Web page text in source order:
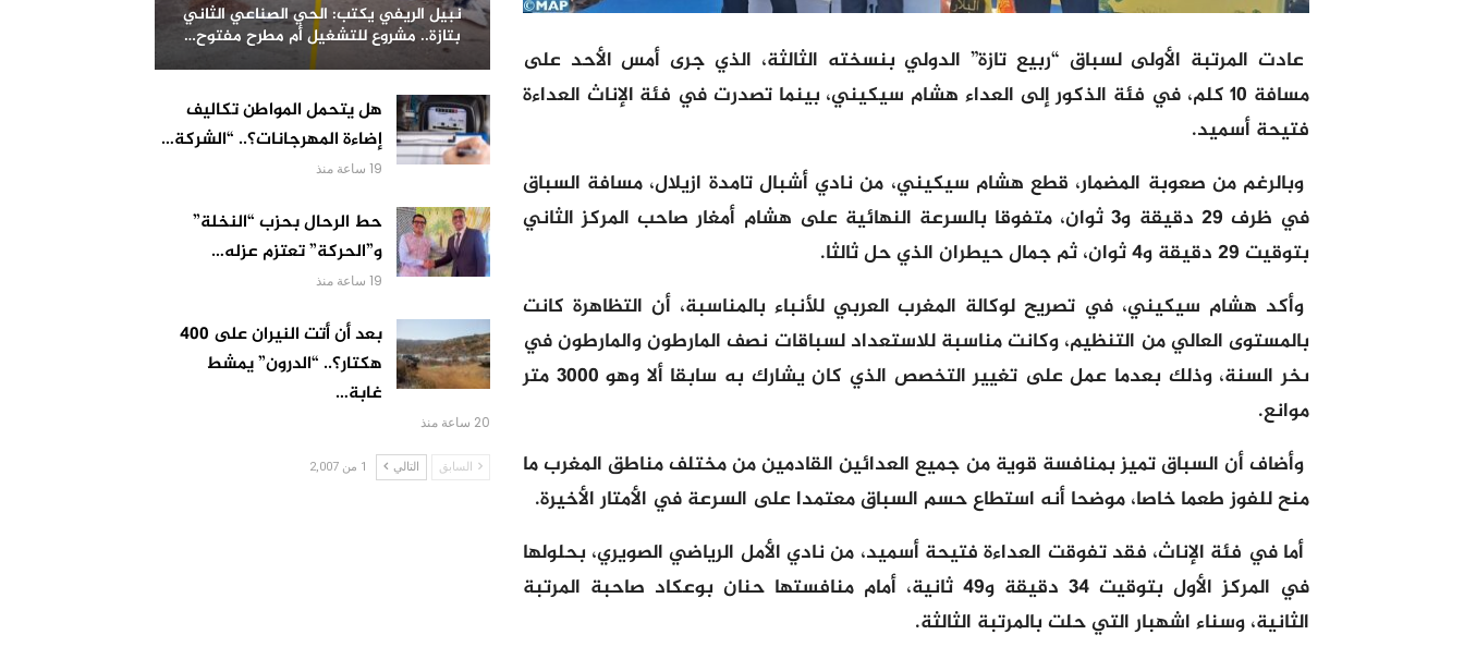
عادت المرتبة الأولى لسباق “ربيع تازة” الدولي بنسخته الثالثة، الذي جرى أمس الأحد على
مسافة 10 كلم، في فئة الذكور إلى العداء هشام سيكيني، بينما تصدرت في فئة الإناث العداءة
فتيحة أسميد.
وبالرغم من صعوبة المضمار، قطع هشام سيكيني، من نادي أشبال تامدة ازيلال، مسافة السباق
في ظرف 29 دقيقة و3 ثوان، متفوقا بالسرعة النهائية على هشام أمغار صاحب المركز الثاني
بتوقيت 29 دقيقة و4 ثوان، ثم جمال حيطران الذي حل ثالثا.
وأكد هشام سيكيني، في تصريح لوكالة المغرب العربي للأنباء بالمناسبة، أن التظاهرة كانت
بالمستوى العالي من التنظيم، وكانت مناسبة للاستعداد لسباقات نصف المارطون والمارطون في
ىخر السنة، وذلك بعدما عمل على تغيير التخصص الذي كان يشارك به سابقا ألا وهو 3000 متر
موانع.
وأضاف أن السباق تميز بمنافسة قوية من جميع العدائين القادمين من مختلف مناطق المغرب ما
منح للفوز طعما خاصا، موضحا أنه استطاع حسم السباق معتمدا على السرعة في الأمتار الأخيرة.
أما في فئة الإناث، فقد تفوقت العداءة فتيحة أسميد، من نادي الأمل الرياضي الصويري، بحلولها
في المركز الأول بتوقيت 34 دقيقة و49 ثانية، أمام منافستها حنان بوعكاد صاحبة المرتبة
الثانية، وسناء اشهبار التي حلت بالمرتبة الثالثة.
نبيل الريفي يكتب: الحي الصناعي الثاني
بتازة.. مشروع للتشغيل أم مطرح مفتوح…
هل يتحمل المواطن تكاليف
إضاءة المهرجانات؟.. “الشركة…
19 ساعة منذ
حط الرحال بحزب “النخلة”
و”الحركة” تعتزم عزله…
19 ساعة منذ
بعد أن أتت النيران على 400
هكتار؟.. “الدرون” يمشط
غابة…
20 ساعة منذ
السابق التالي 1 من 2,007